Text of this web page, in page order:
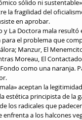
sólido ni
la fragilidad del
en aprobar.
La Doctora mala
el problema que
Manzur, El
Moreau, El
como una naranja.
aceptan la
estética principista de la
los radicales que
a los halcones